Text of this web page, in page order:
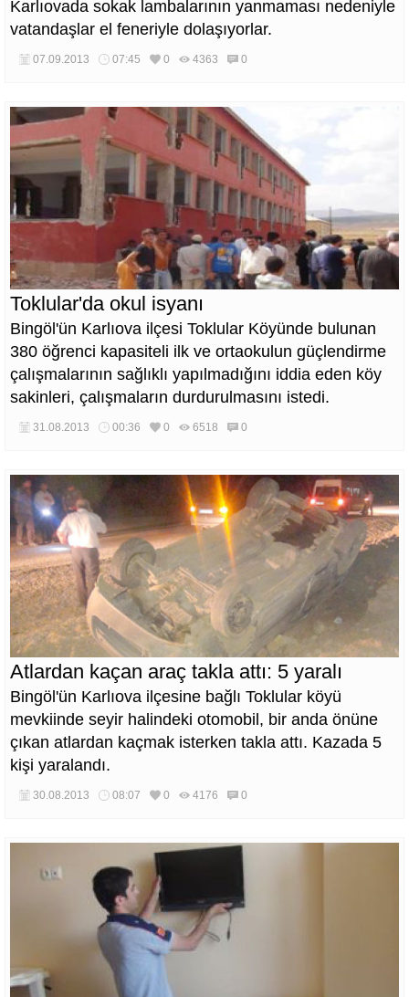
Karlıovada sokak lambalarının yanmaması nedeniyle
vatandaşlar el feneriyle dolaşıyorlar.
07.09.2013 07:45 0 4363 0
Toklular'da okul isyanı
Bingöl'ün Karlıova ilçesi Toklular Köyünde bulunan
380 öğrenci kapasiteli ilk ve ortaokulun güçlendirme
çalışmalarının sağlıklı yapılmadığını iddia eden köy
sakinleri, çalışmaların durdurulmasını istedi.
31.08.2013 00:36 0 6518 0
Atlardan kaçan araç takla attı: 5 yaralı
Bingöl'ün Karlıova ilçesine bağlı Toklular köyü
mevkiinde seyir halindeki otomobil, bir anda önüne
çıkan atlardan kaçmak isterken takla attı. Kazada 5
kişi yaralandı.
30.08.2013 08:07 0 4176 0